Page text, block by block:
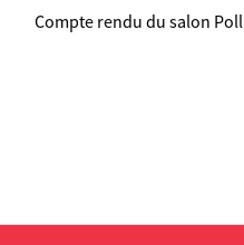
Compte rendu du salon